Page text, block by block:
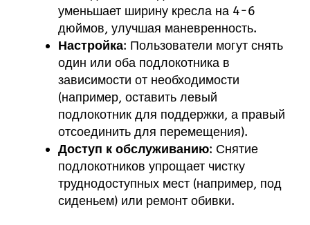
уменьшает ширину кресла на 4-6
дюймов, улучшая маневренность.
Настройка: Пользователи могут снять
один или оба подлокотника в
зависимости от необходимости
(например, оставить левый
подлокотник для поддержки, а правый
отсоединить для перемещения).
Доступ к обслуживанию: Снятие
подлокотников упрощает чистку
труднодоступных мест (например, под
сиденьем) или ремонт обивки.